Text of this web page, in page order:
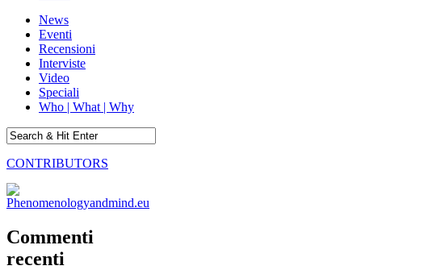
News
Eventi
Recensioni
Interviste
Video
Speciali
Who | What | Why
CONTRIBUTORS
Commenti
recenti